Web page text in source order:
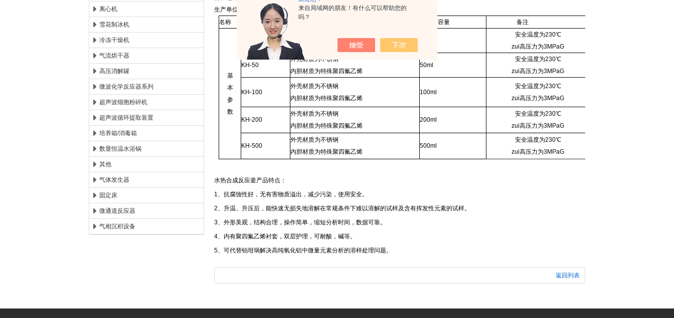
来自局域网的朋友！有什么可以帮助您的
吗？
离心机
雪花制冰机
冷冻干燥机
气流烘干器
高压消解罐
微波化学反应器系列
超声波细胞粉碎机
超声波循环提取装置
培养箱/消毒箱
数显恒温水浴锅
其他
气体发生器
固定床
微通道反应器
气相沉积设备
生产单位：西安太康生物科技有限公司 ：祁园
名称
型号 容量 备注
基
本
参
数
内胆材质为特殊聚四氟乙烯
安全温度为230℃
zui高压力为3MPaG
KH-50
外壳材质为不锈钢
内胆材质为特殊聚四氟乙烯
50ml
安全温度为230℃
zui高压力为3MPaG
KH-100
外壳材质为不锈钢
内胆材质为特殊聚四氟乙烯
100ml
安全温度为230℃
zui高压力为3MPaG
KH-200
外壳材质为不锈钢
内胆材质为特殊聚四氟乙烯
200ml
安全温度为230℃
zui高压力为3MPaG
KH-500
外壳材质为不锈钢
内胆材质为特殊聚四氟乙烯
500ml
安全温度为230℃
zui高压力为3MPaG
水热合成反应釜产品特点：
1、抗腐蚀性好，无有害物质溢出，减少污染，使用安全。
2、升温、升压后，能快速无损失地溶解在常规条件下难以溶解的试样及含有挥发性元素的试样。
3、外形美观，结构合理，操作简单，缩短分析时间，数据可靠。
4、内有聚四氟乙烯衬套，双层护理，可耐酸，碱等。
5、可代替铂坩埚解决高纯氧化铝中微量元素分析的溶样处理问题。
返回列表